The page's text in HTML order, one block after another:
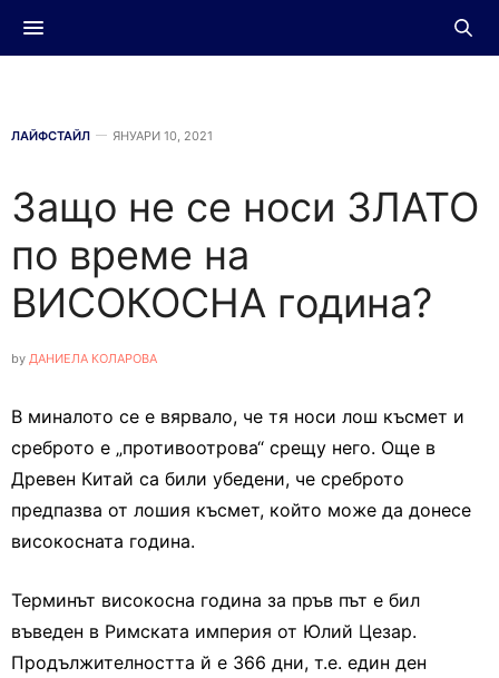
ЛАЙФСТАЙЛ ЯНУАРИ 10, 2021
Защо не се носи ЗЛАТО
по време на
ВИСОКОСНА година?
by ДАНИЕЛА КОЛАРОВА
В миналото се е вярвало, че тя носи лош късмет и
среброто е „противоотрова“ срещу него. Още в
Древен Китай са били убедени, че среброто
предпазва от лошия късмет, който може да донесе
високосната година.
Терминът високосна година за пръв път е бил
въведен в Римската империя от Юлий Цезар.
Продължителността й е 366 дни, т.е. един ден